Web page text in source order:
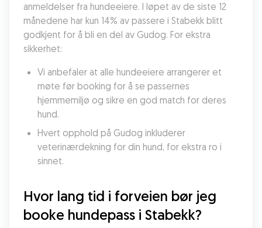
anmeldelser fra hundeeiere. I løpet av de siste 12
månedene har kun 14% av passere i Stabekk blitt
godkjent for å bli en del av Gudog. For ekstra
sikkerhet:
Vi anbefaler at alle hundeeiere arrangerer et
møte før booking for å se passernes
hjemmemiljø og sikre en god match for deres
hund.
Hvert opphold på Gudog inkluderer
veterinærdekning for din hund, for ekstra ro i
sinnet.
Hvor lang tid i forveien bør jeg
booke hundepass i Stabekk?